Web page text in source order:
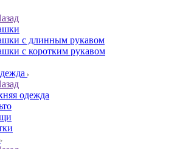
с длинным рукавом
с коротким рукавом
одежда